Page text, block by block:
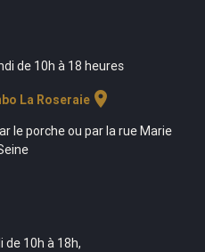
de 10h à 18 heures
La Roseraielocation_on
le porche ou par la rue Marie
de 10h à 18h,